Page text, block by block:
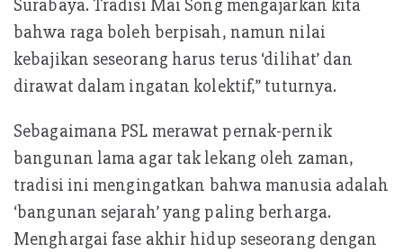
Surabaya. Tradisi Mai Song mengajarkan kita
bahwa raga boleh berpisah, namun nilai
kebajikan seseorang harus terus ‘dilihat’ dan
dirawat dalam ingatan kolektif,” tuturnya.
Sebagaimana PSL merawat pernak-pernik
bangunan lama agar tak lekang oleh zaman,
tradisi ini mengingatkan bahwa manusia adalah
‘bangunan sejarah’ yang paling berharga.
Menghargai fase akhir hidup seseorang dengan